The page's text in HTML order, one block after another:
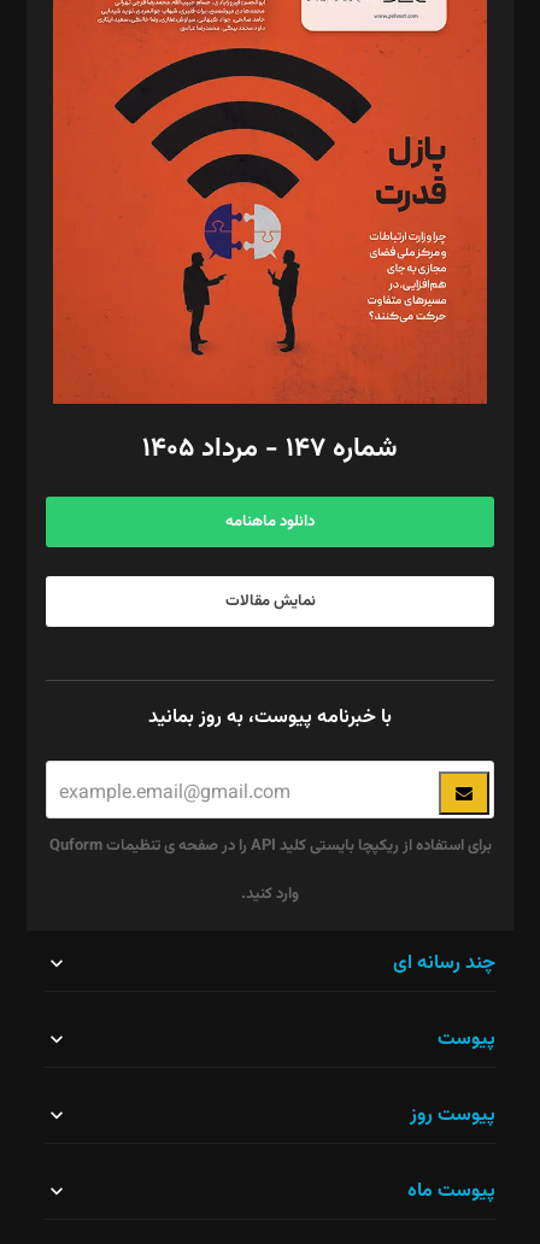
د‌بیر حقوق فناوری: حسام‌الدین ایپکچی
د‌بیر پیوست جهان: مینا پاکدل
د‌بیر تحریریه آنلاین: بابک نقاش
تحریریه‌: مجتبی محمود‌ی، آرش برهمند، یسنا امان‌پور، سروش کرمیان،
مصطفی مسجدی آرانی، ابوالفضل رجبی، زهرا فکرانه، فائزه فتحی
رستمی،مصطفی باستان
ویرایش: نگار استاد‌‌آقا
طراح یونیفرم: مجید توکلی
فیلمبرداری و عکاسی: امیر شفیعی، مانی لطفی زاده
گرافیک و صفحه‌آرایی: سید‌سبحان‌علی ثابت
مد‌یر توسعه تجاری: کامبیز برید‌
امور مالی: شاپور رهبری، محمد‌ کاظمی‌نیا
آگهی و مشترکین: ۰۹۱۹۹۹۹۰۴۵۴
شماره ۱۴۷ - مرداد ۱۴۰۵
دانلود ماهنامه
نمایش مقالات
با خبرنامه پیوست، به روز بمانید
برای استفاده از ریکپچا بایستی کلید API را در صفحه ی تنظیمات Quform
وارد کنید.
نباید
شود.
چند رسانه ای
پیوست
پیوست روز
پیوست ماه